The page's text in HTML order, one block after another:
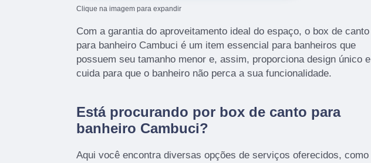
Clique na imagem para expandir
Com a garantia do aproveitamento ideal do espaço, o box de canto
para banheiro Cambuci é um item essencial para banheiros que
possuem seu tamanho menor e, assim, proporciona design único e
cuida para que o banheiro não perca a sua funcionalidade.
Está procurando por box de canto para
banheiro Cambuci?
Aqui você encontra diversas opções de serviços oferecidos, como